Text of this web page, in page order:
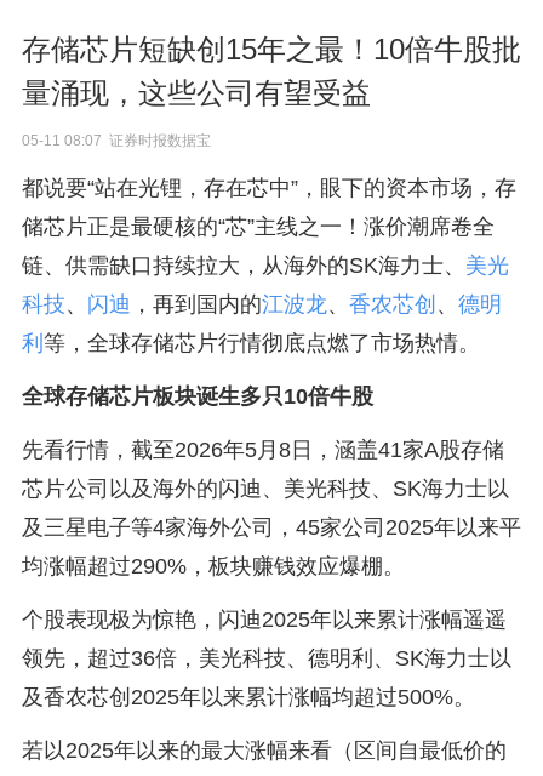
存储芯片短缺创15年之最！10倍牛股批
量涌现，这些公司有望受益
05-11 08:07 证券时报数据宝
都说要“站在光锂，存在芯中”，眼下的资本市场，存
储芯片正是最硬核的“芯”主线之一！涨价潮席卷全
链、供需缺口持续拉大，从海外的SK海力士、 美光
科技、 闪迪 ，再到国内的江波龙、 香农芯创 、 德明
利 等，全球存储芯片行情彻底点燃了市场热情。
全球存储芯片板块诞生多只10倍牛股
先看行情，截至2026年5月8日，涵盖41家A股存储
芯片公司以及海外的闪迪、美光科技、SK海力士以
及三星电子等4家海外公司，45家公司2025年以来平
均涨幅超过290%，板块赚钱效应爆棚。
个股表现极为惊艳，闪迪2025年以来累计涨幅遥遥
领先，超过36倍，美光科技、德明利、SK海力士以
及香农芯创2025年以来累计涨幅均超过500%。
若以2025年以来的最大涨幅来看（区间自最低价的